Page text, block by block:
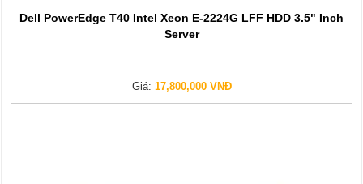
Dell PowerEdge T40 Intel Xeon E-2224G LFF HDD 3.5" Inch
Server
Giá: 17,800,000 VNĐ